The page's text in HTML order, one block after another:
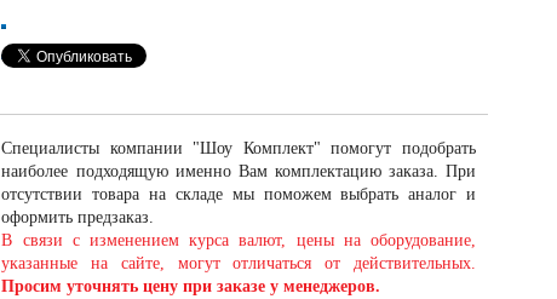
Специалисты компании "Шоу Комплект" помогут подобрать
наиболее подходящую именно Вам комплектацию заказа. При
отсутствии товара на складе мы поможем выбрать аналог и
оформить предзаказ.
В связи с изменением курса валют, цены на оборудование,
указанные на сайте, могут отличаться от действительных.
Просим уточнять цену при заказе у менеджеров.